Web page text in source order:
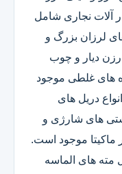
آلات نجاری شامل
لرزان بزرگ و
دیار و چوب
های غلطی موجود
دریل های
های شارژی و
ماکیتا موجود است.
مته های الماسه